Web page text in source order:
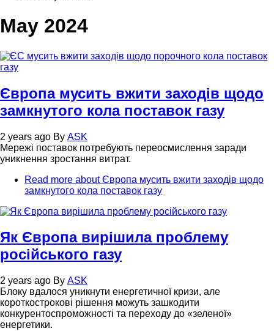
May 2024
Європа мусить вжити заходів щодо
замкнутого кола поставок газу
2 years ago By ASK
Мережі поставок потребують переосмислення заради
уникнення зростання витрат.
Read more about Європа мусить вжити заходів щодо
замкнутого кола поставок газу
Як Європа вирішила проблему
російського газу
2 years ago By ASK
Блоку вдалося уникнути енергетичної кризи, але
короткострокові рішення можуть зашкодити
конкурентоспроможності та переходу до «зеленої»
енергетики.